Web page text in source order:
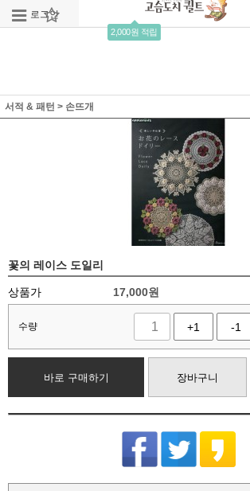
로그인 회원가입
2,000원 적립
주문조회
서적 & 패턴 > 손뜨개
꽃의 레이스 도일리
상품가 17,000원
수량 +1 -1
바로 구매하기 장바구니